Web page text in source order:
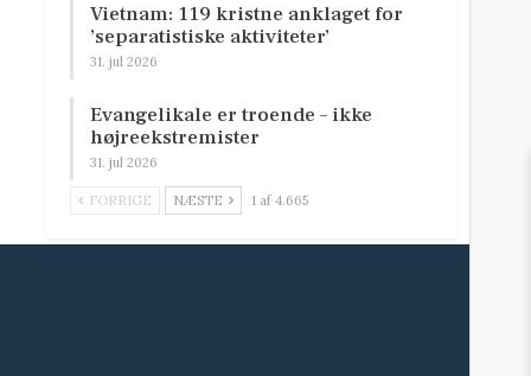
Vietnam: 119 kristne anklaget for
’separatistiske aktiviteter’
31. jul 2026
Evangelikale er troende – ikke
højreekstremister
31. jul 2026
FORRIGE NÆSTE 1 af 4.665